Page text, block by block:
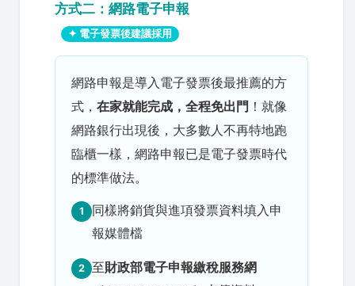
方式二：網路電子申報
✦ 電子發票後建議採用
網路申報是導入電子發票後最推薦的方
式， 在家就能完成，全程免出門 ！就像
網路銀行出現後，大多數人不再特地跑
臨櫃一樣，網路申報已是電子發票時代
的標準做法。
1
同樣將銷貨與進項發票資料填入申
報媒體檔
2 至財政部電子申報繳稅服務網